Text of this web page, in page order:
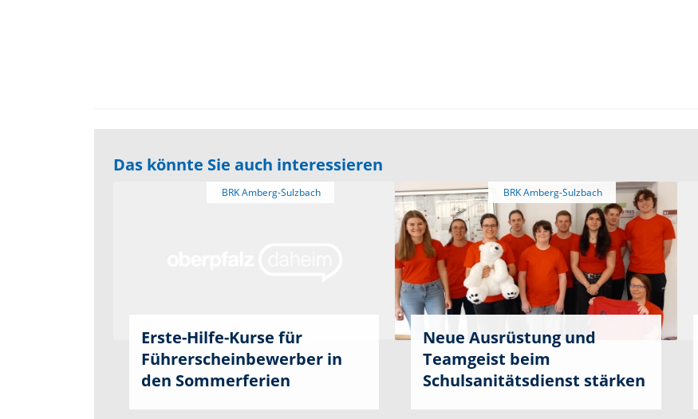
Das könnte Sie auch interessieren
Erste-Hilfe-Kurse für
Führerscheinbewerber in
den Sommerferien
Neue Ausrüstung und
Teamgeist beim
Schulsanitätsdienst stärken